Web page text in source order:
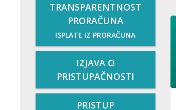
TRANSPARENTNOST
PRORAČUNA
ISPLATE IZ PRORAČUNA
IZJAVA O
PRISTUPAČNOSTI
PRISTUP